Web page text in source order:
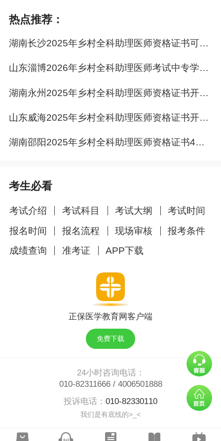
午9：00-11：30，下午2：00-4：30（周末及
法定节假日除外）。
长沙市公立医院管理服务中心（雨花区桂花树
咨询电话： 82413116
1）本人领取：需出示本人有效身份证、综合
需出示代领人有效身份证、考
生身份证（原件或复印件）及考生
3）单位统一领取：单位工作人员持
有效
身份证、单位介绍信(盖公章)、领取人员名单
姓名、身份证号码、综合考试准考证号）
热点推荐：
湖南长沙2025年乡村全科助理医师资格证书可以申请邮寄了！
山东淄博2026年乡村全科助理医师考试中专学历报考原件已返回！
湖南永州2025年乡村全科助理医师资格证书开始发放！
山东威海2025年乡村全科助理医师资格证书开始发放！
湖南邵阳2025年乡村全科助理医师资格证书4月1日起快递发放！
考生必看
考试介绍 考试科目 考试大纲
考试时间
报名时间
报名流程 现场审核
报考条件
成绩查询
准考证 APP下载
正保医学教育网客户端
免费下载
24小时咨询电话：
010-82311666/ 4006501888
投诉电话： 010-82330110
我们是有底线的>_<